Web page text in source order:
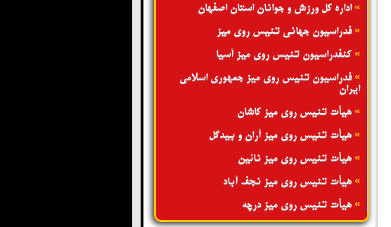
»اداره کل ورزش و جوانان استان اصفهان
»فدراسیون جهانی تنیس روی میز
» کنفدراسیون تنیس روی میز آسیا
»فدراسیون تنیس روی میز جمهوری اسلامی
ایران
» هیأت تنیس روی میز کاشان
» هیأت تنیس روی میز آران و بیدگل
» هیأت تنیس روی میز نائین
» هیأت تنیس روی میز نجف آباد
» هیأت تنیس روی میز درچه